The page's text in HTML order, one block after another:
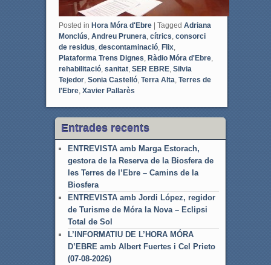
Posted in Hora Móra d'Ebre Tagged Adriana
Monclús, Andreu Prunera, cítrics, consorci
de residus, descontaminació, Flix,
Plataforma Trens Dignes, Ràdio Móra d'Ebre,
rehabilitació, sanitat, SER EBRE, Silvia
Tejedor, Sonia Castelló, Terra Alta, Terres de
l'Ebre, Xavier Pallarès
Entrades recents
ENTREVISTA amb Marga Estorach,
gestora de la Reserva de la Biosfera de
les Terres de l’Ebre – Camins de la
Biosfera
ENTREVISTA amb Jordi López, regidor
de Turisme de Móra la Nova – Eclipsi
Total de Sol
L’INFORMATIU DE L’HORA MÓRA
D’EBRE amb Albert Fuertes i Cel Prieto
(07-08-2026)